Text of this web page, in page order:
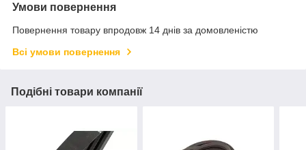
Умови повернення
Повернення товару впродовж 14 днів за домовленістю
Всі умови повернення
Подібні товари компанії